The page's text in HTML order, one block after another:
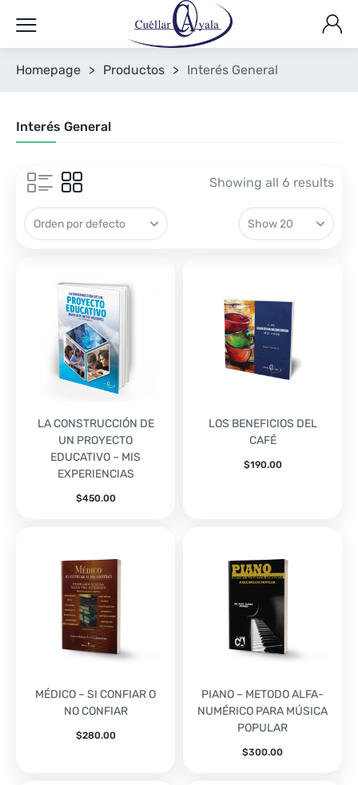
Homepage > Productos > Interés General
Interés General
Showing all 6 results
LA CONSTRUCCIÓN DE
UN PROYECTO
EDUCATIVO – MIS
EXPERIENCIAS
$450.00
LOS BENEFICIOS DEL
CAFÉ
$190.00
MÉDICO – SI CONFIAR O
NO CONFIAR
$280.00
PIANO – METODO ALFA-
NUMÉRICO PARA MÚSICA
POPULAR
$300.00